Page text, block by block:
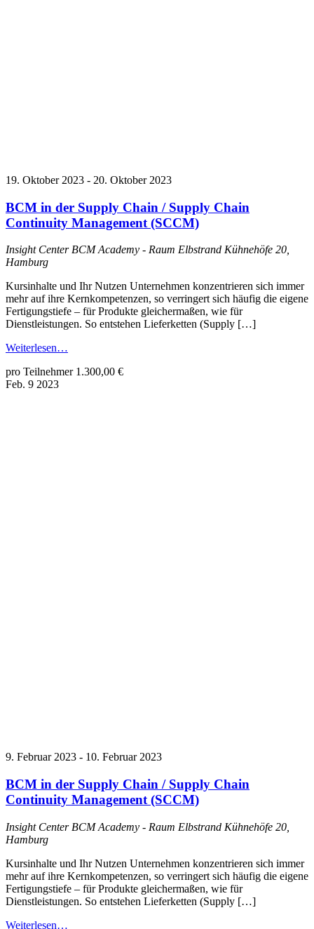
19. Oktober 2023 - 20. Oktober 2023
BCM in der Supply Chain / Supply Chain
Continuity Management (SCCM)
Insight Center BCM Academy - Raum Elbstrand Kühnehöfe 20,
Hamburg
Kursinhalte und Ihr Nutzen Unternehmen konzentrieren sich immer
mehr auf ihre Kernkompetenzen, so verringert sich häufig die eigene
Fertigungstiefe – für Produkte gleichermaßen, wie für
Dienstleistungen. So entstehen Lieferketten (Supply […]
Weiterlesen…
pro Teilnehmer 1.300,00 €
Feb. 9 2023
9. Februar 2023 - 10. Februar 2023
BCM in der Supply Chain / Supply Chain
Continuity Management (SCCM)
Insight Center BCM Academy - Raum Elbstrand Kühnehöfe 20,
Hamburg
Kursinhalte und Ihr Nutzen Unternehmen konzentrieren sich immer
mehr auf ihre Kernkompetenzen, so verringert sich häufig die eigene
Fertigungstiefe – für Produkte gleichermaßen, wie für
Dienstleistungen. So entstehen Lieferketten (Supply […]
Weiterlesen…